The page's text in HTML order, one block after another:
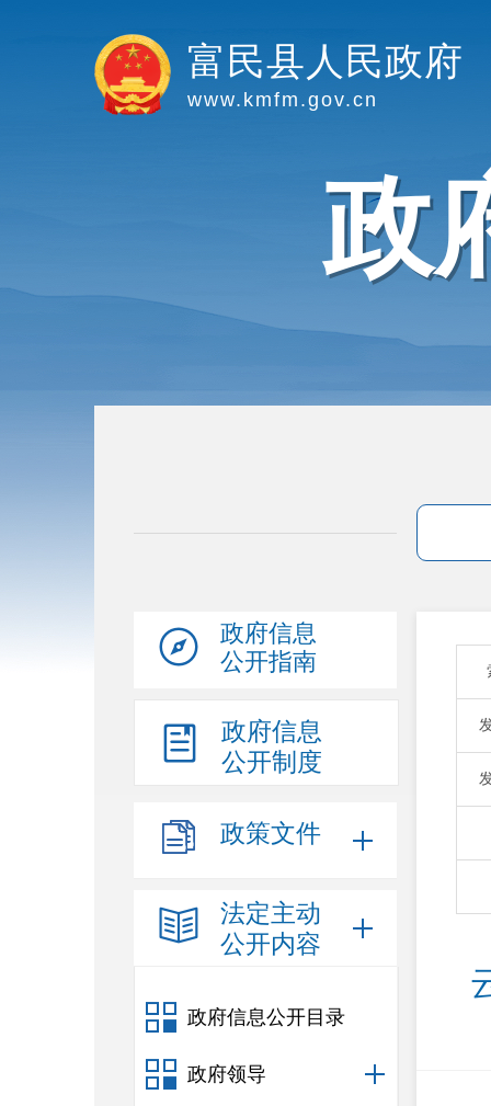
富民县人民政府
www.kmfm.gov.cn
政
政府信息
公开指南
政府信息
公开制度
政策文件
法定主动
公开内容
政府信息公开目录
政府领导